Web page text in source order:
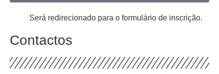
Será redirecionado para o formulário de inscrição.
Contactos